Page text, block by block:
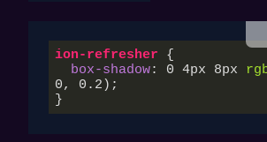
ion-refresher {
box-shadow: 0 4px 8px
0, 0.2 );
}